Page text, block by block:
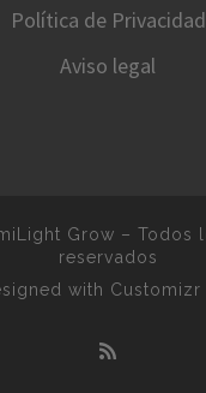
Política de Privacidad
Aviso legal
Grow – Todos
reservados
with Customizr